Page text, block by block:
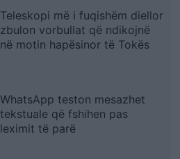
Teleskopi më i fuqishëm diellor
zbulon vorbullat që ndikojnë
në motin hapësinor të Tokës
WhatsApp teston mesazhet
tekstuale që fshihen pas
leximit të parë